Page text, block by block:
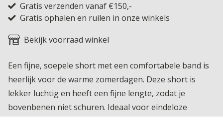
Gratis verzenden vanaf €150,-
Gratis ophalen en ruilen in onze winkels
Bekijk voorraad winkel
Een fijne, soepele short met een comfortabele band is
heerlijk voor de warme zomerdagen. Deze short is
lekker luchtig en heeft een fijne lengte, zodat je
bovenbenen niet schuren. Ideaal voor eindeloze